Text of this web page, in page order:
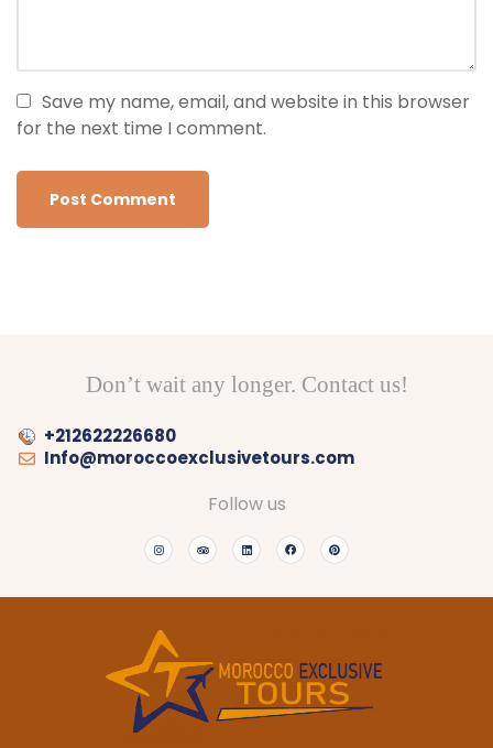
Save my name, email, and website in this browser
for the next time I comment.
Don’t wait any longer. Contact us!
+212622226680
Info@moroccoexclusivetours.com
Follow us